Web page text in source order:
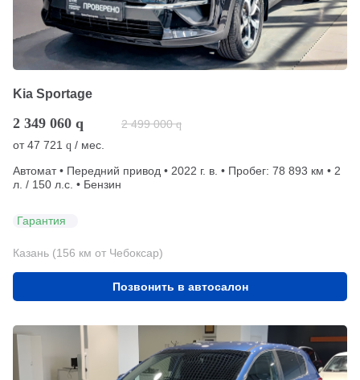
Kia Sportage
2 349 060 q 2 499 000 q
от47 721 q / мес.
Автомат • Передний привод • 2022 г. в. • Пробег: 78 893 км • 2
л. / 150 л.с. • Бензин
Гарантия
Казань (156 км от Чебоксар)
Позвонить в автосалон